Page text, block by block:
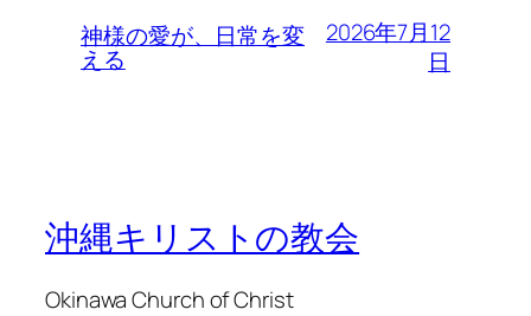
神様の愛が、日常を変
える
2026年7月12
日
沖縄キリストの教会
Okinawa Church of Christ